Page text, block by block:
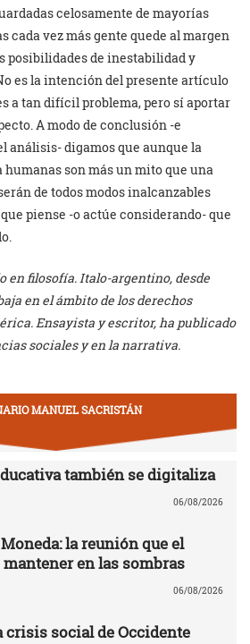
celosamente de mayorías
cada vez más gente quede al margen
posibilidades de inestabilidad y
es la intención del presente artículo
a tan difícil problema, pero sí aportar
A modo de conclusión -e
análisis- digamos que aunque la
son más un mito que una
de todos modos inalcanzables
piense -o actúe considerando- que
en filosofía. Italo-argentino, desde
en el ámbito de los derechos
Ensayista y escritor, ha publicado
sociales y en la narrativa.
MANUEL SACRISTÁN
también se digitaliza
06/08/2026
la reunión que el
en las sombras
06/08/2026
social de Occidente